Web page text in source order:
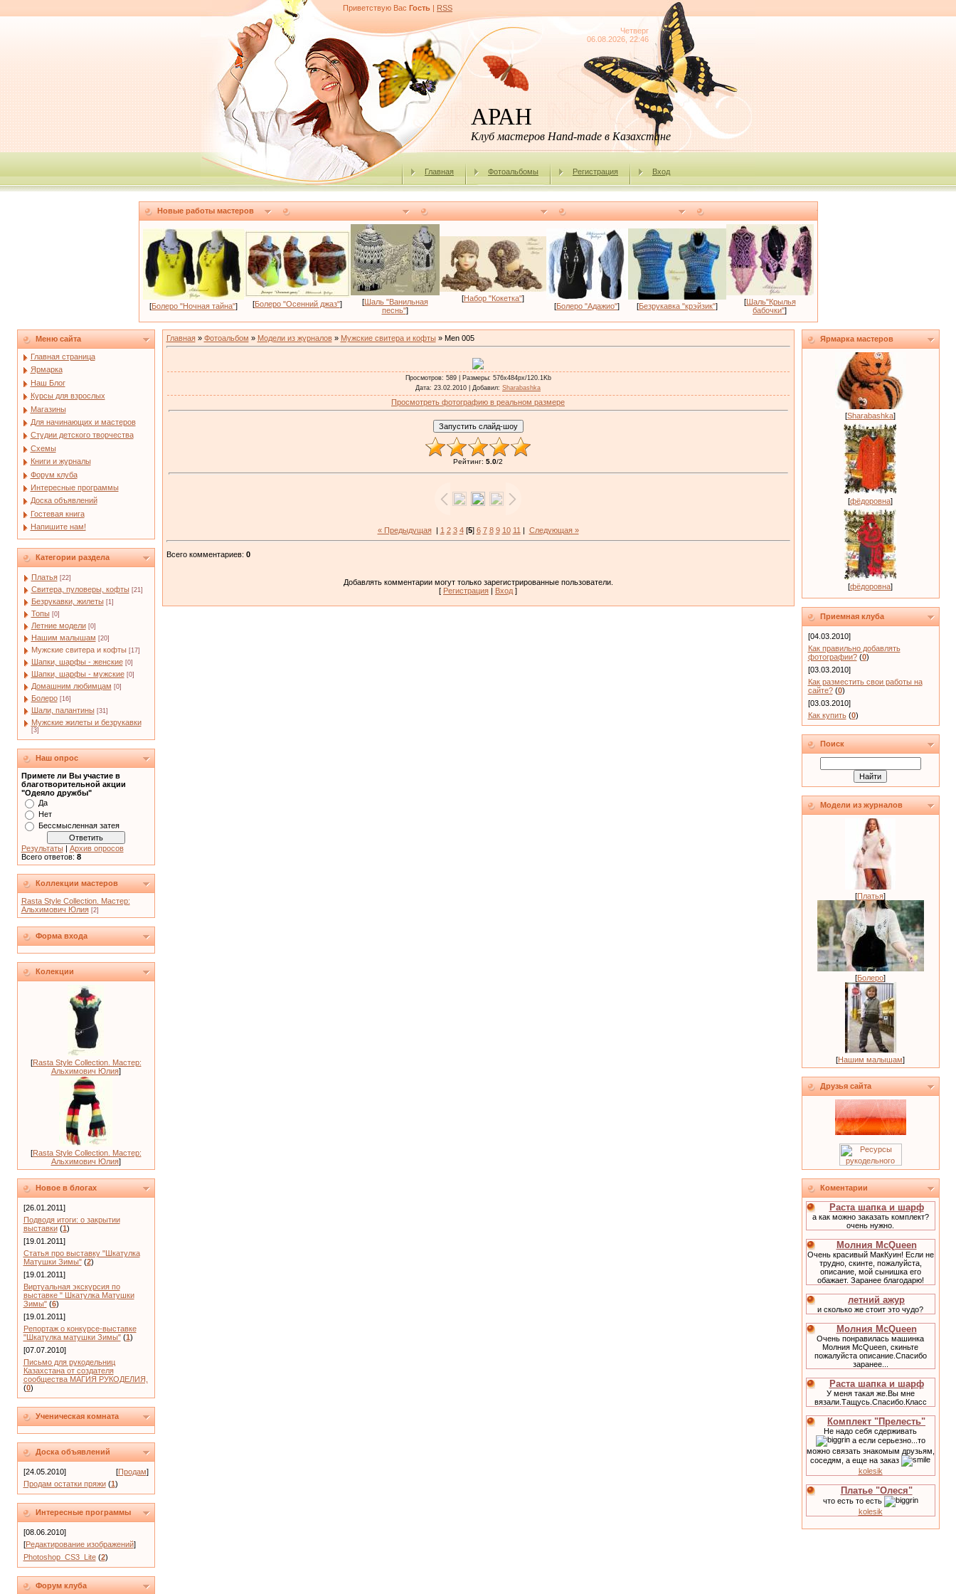
Приветствую Вас Гость | RSS
Четверг
06.08.2026, 22:46
АРАН
Клуб мастеров Hand-made в Казахстане
Главная Фотоальбомы Регистрация Вход
Новые работы мастеров
[Болеро "Ночная тайна"] [Болеро "Осенний джаз"] [Шаль "Ванильная
песнь"]
[Набор "Кокетка"]
[Болеро "Адажио"] [Безрукавка "крэйзик"] [Шаль"Крылья
бабочки"]
Меню сайта
Главная страница
Ярмарка
Наш Блог
Курсы для взрослых
Магазины
Для начинающих и мастеров
Студии детского творчества
Схемы
Книги и журналы
Форум клуба
Интересные программы
Доска объявлений
Гостевая книга
Напишите нам!
Категории раздела
Платья [22]
Свитера, пуловеры, кофты [21]
Безрукавки, жилеты [1]
Топы [0]
Летние модели [0]
Нашим малышам [20]
Мужские свитера и кофты [17]
Шапки, шарфы - женские [0]
Шапки, шарфы - мужские [0]
Домашним любимцам [0]
Болеро [16]
Шали, палантины [31]
Мужские жилеты и безрукавки
[3]
Наш опрос
Примете ли Вы участие в
благотворительной акции
"Одеяло дружбы"
Да
Нет
Бессмысленная затея
Результаты| Архив опросов
Всего ответов: 8
Коллекции мастеров
Rasta Style Collection. Мастер:
Альхимович Юлия [2]
Форма входа
Колекции
[Rasta Style Collection. Мастер:
Альхимович Юлия]
[Rasta Style Collection. Мастер:
Альхимович Юлия]
Новое в блогах
[26.01.2011]
Подводя итоги: о закрытии
выставки (1)
[19.01.2011]
Статья про выставку "Шкатулка
Матушки Зимы" (2)
[19.01.2011]
Виртуальная экскурсия по
выставке " Шкатулка Матушки
Зимы" (6)
[19.01.2011]
Репортаж о конкурсе-выставке
"Шкатулка матушки Зимы" (1)
[07.07.2010]
Письмо для рукодельниц
Казахстана от создателя
сообщества МАГИЯ РУКОДЕЛИЯ,
(0)
Ученическая комната
Доска объявлений
[24.05.2010] [Продам]
Продам остатки пряжи (1)
Интересные программы
[08.06.2010]
[Редактирование изображений]
Photoshop_CS3_Lite (2)
Форум клуба
Главная» Фотоальбом » Модели из журналов» Мужские свитера и кофты» Men 005
Просмотров: 589 | Размеры: 576x484px/120.1Kb
Дата: 23.02.2010 | Добавил: Sharabashka
Просмотреть фотографию в реальном размере
Рейтинг: 5.0/2
« Предыдущая| 1 2 3 4[5] 6 7 8 9 10 11 | Следующая »
Всего комментариев: 0
Добавлять комментарии могут только зарегистрированные пользователи.
[ Регистрация Вход ]
Ярмарка мастеров
[Sharabashka]
[фёдоровна]
[фёдоровна]
Приемная клуба
[04.03.2010]
Как правильно добавлять
фотографии? (0)
[03.03.2010]
Как разместить свои работы на
сайте? (0)
[03.03.2010]
Как купить (0)
Поиск
Модели из журналов
[Платья]
[Болеро]
[Нашим малышам]
Друзья сайта
Коментарии
Раста шапка и шарф
а как можно заказать комплект?
очень нужно.
Молния McQueen
Очень красивый МакКуин! Если не
трудно, скинте, пожалуйста,
описание, мой сынишка его
обажает. Заранее благодарю!
летний ажур
и сколько же стоит это чудо?
Молния McQueen
Очень понравилась машинка
Молния McQueen, скиньте
пожалуйста описание.Спасибо
заранее...
Раста шапка и шарф
У меня такая же.Вы мне
вязали.Тащусь.Спасибо.Класс
Комплект "Прелесть"
Не надо себя сдерживать
а если серьезно...то
можно связать знакомым друзьям,
соседям, а еще на заказ
kolesik
Платье "Олеся"
что есть то есть
kolesik